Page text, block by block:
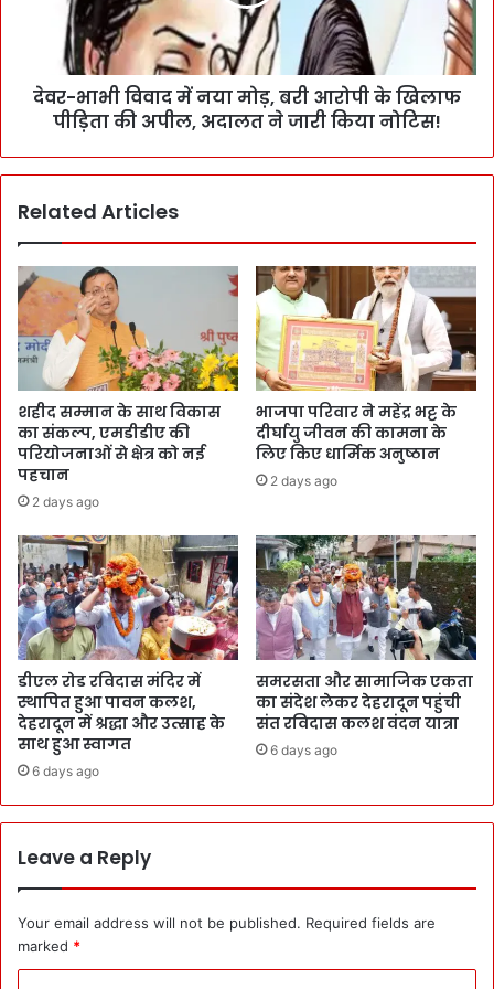
देवर-भाभी विवाद में नया मोड़, बरी आरोपी के खिलाफ
पीड़िता की अपील, अदालत ने जारी किया नोटिस!
Related Articles
शहीद सम्मान के साथ विकास
का संकल्प, एमडीडीए की
परियोजनाओं से क्षेत्र को नई
पहचान
2 days ago
भाजपा परिवार ने महेंद्र भट्ट के
दीर्घायु जीवन की कामना के
लिए किए धार्मिक अनुष्ठान
2 days ago
डीएल रोड रविदास मंदिर में
स्थापित हुआ पावन कलश,
देहरादून में श्रद्धा और उत्साह के
साथ हुआ स्वागत
6 days ago
समरसता और सामाजिक एकता
का संदेश लेकर देहरादून पहुंची
संत रविदास कलश वंदन यात्रा
6 days ago
Leave a Reply
Your email address will not be published. Required fields are
marked *